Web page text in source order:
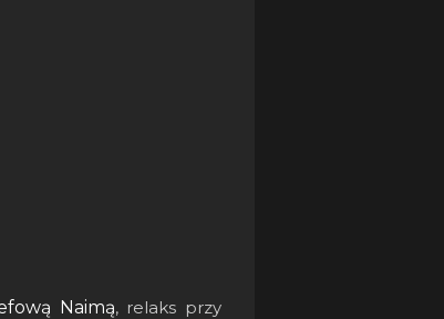
Naimą, relaks przy